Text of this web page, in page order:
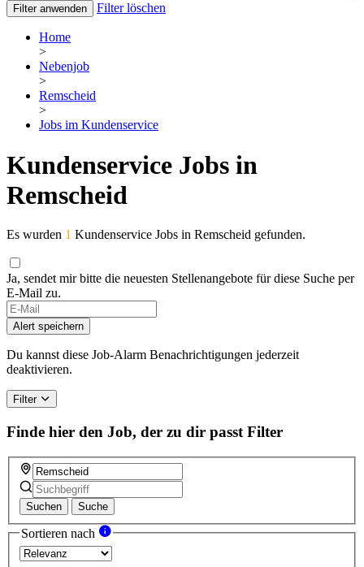
Filter anwenden Filter löschen
Home
>
Nebenjob
>
Remscheid
>
Jobs im Kundenservice
Kundenservice Jobs in
Remscheid
Es wurden 1 Kundenservice Jobs in Remscheid gefunden.
Ja, sendet mir bitte die neuesten Stellenangebote für diese Suche per
E-Mail zu.
Alert speichern
Du kannst diese Job-Alarm Benachrichtigungen jederzeit
deaktivieren.
Filter
Finde hier den Job, der zu dir passt Filter
Suchen Suche
Sortieren nach